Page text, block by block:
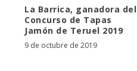
La Barrica, ganadora del
Concurso de Tapas
Jamón de Teruel 2019
9 de octubre de 2019